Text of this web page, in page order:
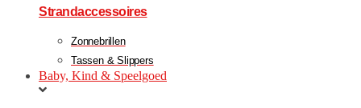
Strandaccessoires
Zonnebrillen
Tassen & Slippers
Baby, Kind & Speelgoed